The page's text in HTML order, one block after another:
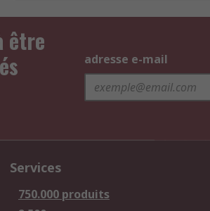
être
adresse e-mail
Services
750.000 produits